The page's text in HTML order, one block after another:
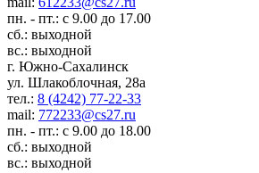
пн. - пт.: с 9.00 до 17.00
сб.: выходной
вс.: выходной
г. Южно-Сахалинск
ул. Шлакоблочная, 28а
тел.: 8 (4242) 77-22-33
mail: 772233@cs27.ru
пн. - пт.: с 9.00 до 18.00
сб.: выходной
вс.: выходной